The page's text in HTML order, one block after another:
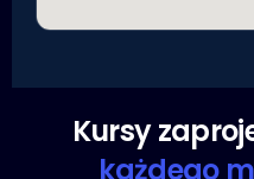
Kursy
każdego